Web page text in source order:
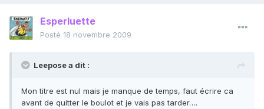
Esperluette
Posté 18 novembre 2009
Leepose a dit :
Mon titre est nul mais je manque de temps, faut écrire ca
avant de quitter le boulot et je vais pas tarder….